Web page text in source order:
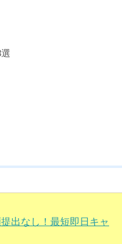
出なし！最短即日キャ